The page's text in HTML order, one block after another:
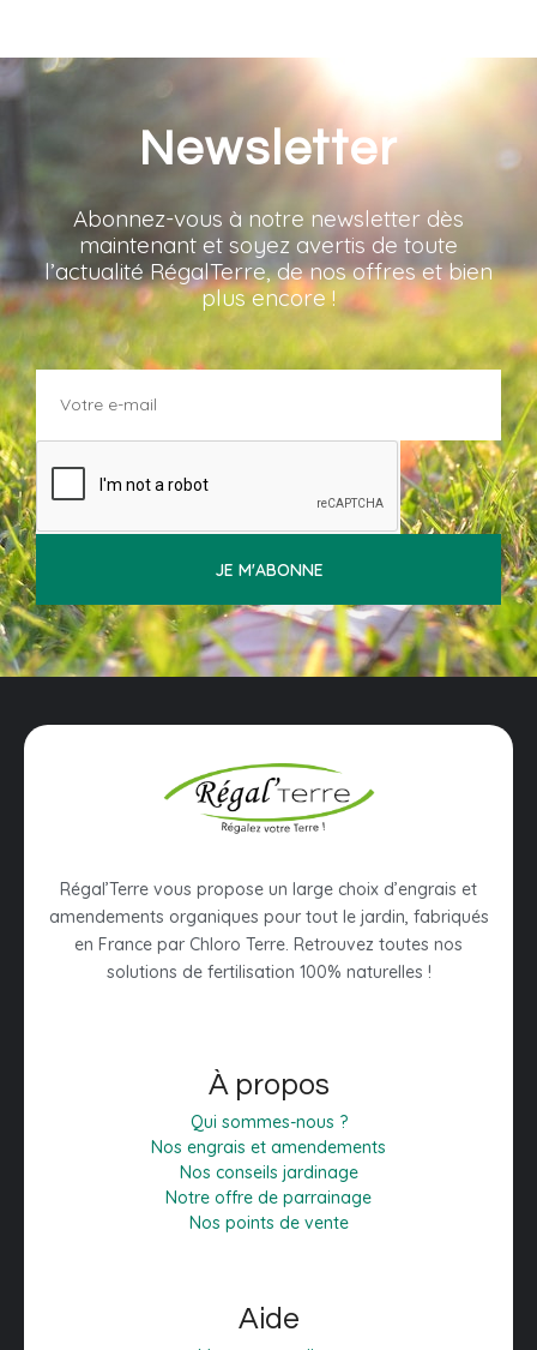
Newsletter
Abonnez-vous à notre newsletter dès
maintenant et soyez avertis de toute
l’actualité RégalTerre, de nos offres et bien
plus encore !
JE M'ABONNE
Régal’Terre vous propose un large choix d’engrais et
amendements organiques pour tout le jardin, fabriqués
en France par Chloro Terre. Retrouvez toutes nos
solutions de fertilisation 100% naturelles !
À propos
Qui sommes-nous ?
Nos engrais et amendements
Nos conseils jardinage
Notre offre de parrainage
Nos points de vente
Aide